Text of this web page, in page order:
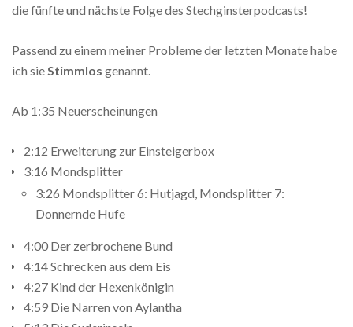
die fünfte und nächste Folge des Stechginsterpodcasts!
Passend zu einem meiner Probleme der letzten Monate habe
ich sieStimmlos genannt.
Ab 1:35 Neuerscheinungen
2:12 Erweiterung zur Einsteigerbox
3:16 Mondsplitter
3:26 Mondsplitter 6: Hutjagd, Mondsplitter 7:
Donnernde Hufe
4:00 Der zerbrochene Bund
4:14 Schrecken aus dem Eis
4:27 Kind der Hexenkönigin
4:59 Die Narren von Aylantha